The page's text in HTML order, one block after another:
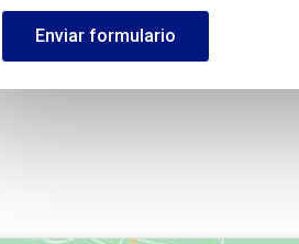
Enviar formulario